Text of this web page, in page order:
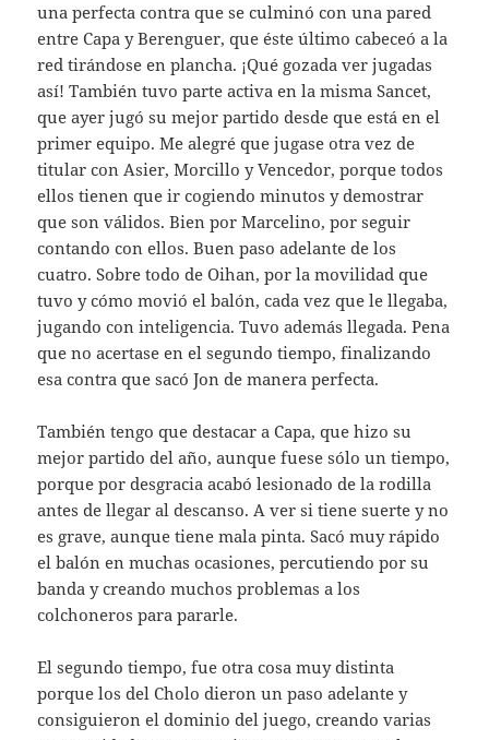
una perfecta contra que se culminó con una pared
entre Capa y Berenguer, que éste último cabeceó a la
red tirándose en plancha. ¡Qué gozada ver jugadas
así! También tuvo parte activa en la misma Sancet,
que ayer jugó su mejor partido desde que está en el
primer equipo. Me alegré que jugase otra vez de
titular con Asier, Morcillo y Vencedor, porque todos
ellos tienen que ir cogiendo minutos y demostrar
que son válidos. Bien por Marcelino, por seguir
contando con ellos. Buen paso adelante de los
cuatro. Sobre todo de Oihan, por la movilidad que
tuvo y cómo movió el balón, cada vez que le llegaba,
jugando con inteligencia. Tuvo además llegada. Pena
que no acertase en el segundo tiempo, finalizando
esa contra que sacó Jon de manera perfecta.
También tengo que destacar a Capa, que hizo su
mejor partido del año, aunque fuese sólo un tiempo,
porque por desgracia acabó lesionado de la rodilla
antes de llegar al descanso. A ver si tiene suerte y no
es grave, aunque tiene mala pinta. Sacó muy rápido
el balón en muchas ocasiones, percutiendo por su
banda y creando muchos problemas a los
colchoneros para pararle.
El segundo tiempo, fue otra cosa muy distinta
porque los del Cholo dieron un paso adelante y
consiguieron el dominio del juego, creando varias